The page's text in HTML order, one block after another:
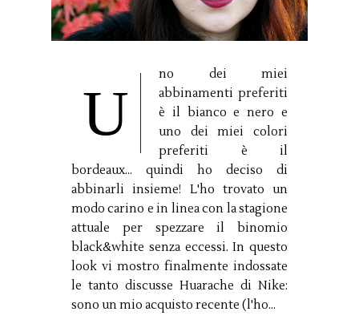
U
no dei miei
abbinamenti preferiti
è il bianco e nero e
uno dei miei colori
preferiti è il
bordeaux... quindi ho deciso di
abbinarli insieme! L'ho trovato un
modo carino e in linea con la stagione
attuale per spezzare il binomio
black&white senza eccessi. In questo
look vi mostro finalmente indossate
le tanto discusse Huarache di Nike:
sono un mio acquisto recente (l'ho...